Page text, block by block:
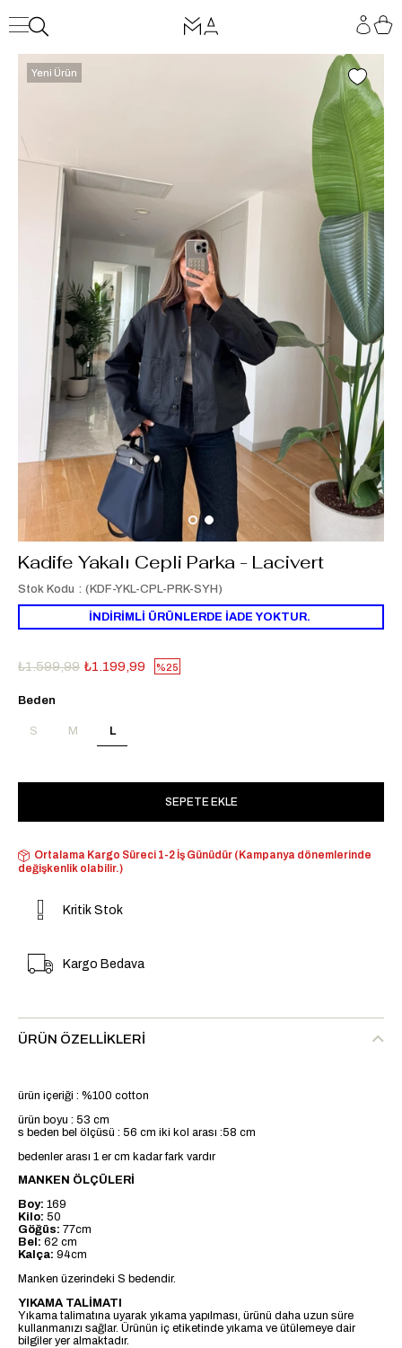
Yeni Ürün
Kadife Yakalı Cepli Parka - Lacivert
Stok Kodu (KDF-YKL-CPL-PRK-SYH)
İNDİRİMLİ ÜRÜNLERDE İADE YOKTUR.
₺1.599,99 ₺1.199,99 25
Beden
S M L
Ortalama Kargo Süreci 1-2 İş Günüdür (Kampanya dönemlerinde
değişkenlik olabilir.)
Kritik Stok
Kargo Bedava
ÜRÜN ÖZELLIKLERI
ürün içeriği : %100 cotton
ürün boyu : 53 cm
s beden bel ölçüsü : 56 cm iki kol arası :58 cm
bedenler arası 1 er cm kadar fark vardır
MANKEN ÖLÇÜLERİ
Boy: 169
Kilo: 50
Göğüs: 77cm
Bel: 62 cm
Kalça: 94cm
Manken üzerindeki S bedendir.
YIKAMA TALİMATI
Yıkama talimatına uyarak yıkama yapılması, ürünü daha uzun süre
kullanmanızı sağlar. Ürünün iç etiketinde yıkama ve ütülemeye dair
bilgiler yer almaktadır.